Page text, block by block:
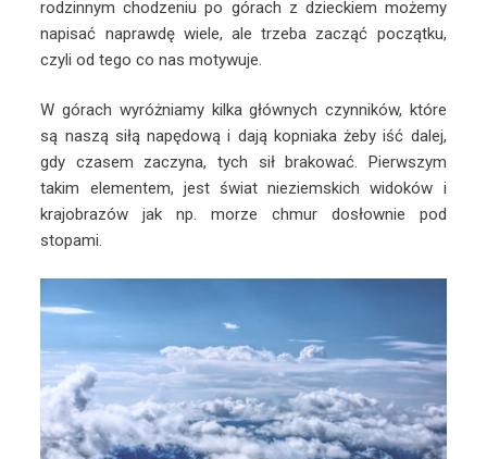
rodzinnym chodzeniu po górach z dzieckiem możemy
napisać naprawdę wiele, ale trzeba zacząć początku,
czyli od tego co nas motywuje.
W górach wyróżniamy kilka głównych czynników, które
są naszą siłą napędową i dają kopniaka żeby iść dalej,
gdy czasem zaczyna, tych sił brakować. Pierwszym
takim elementem, jest świat nieziemskich widoków i
krajobrazów jak np. morze chmur dosłownie pod
stopami.